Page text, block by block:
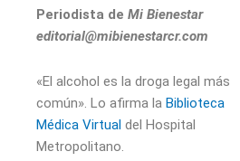
Periodista de Mi Bienestar
editorial@mibienestarcr.com
«El alcohol es la droga legal más
común». Lo afirma la Biblioteca
Médica Virtual del Hospital
Metropolitano.